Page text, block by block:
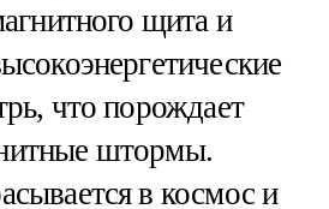
щита и
что порождает
штормы.
в космос и